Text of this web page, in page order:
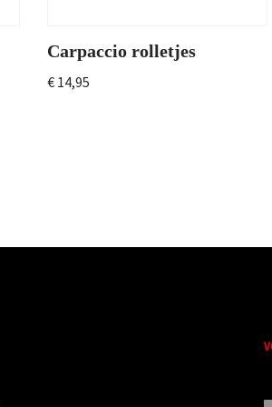
Carpaccio rolletjes
€ 14,95